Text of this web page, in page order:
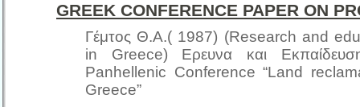
GREEK CONFERENCE PAPER ON
Γέμτος Θ.Α.( 1987) (Research and
in Greece) Ερευνα και
Panhellenic Conference “Land
Greece”